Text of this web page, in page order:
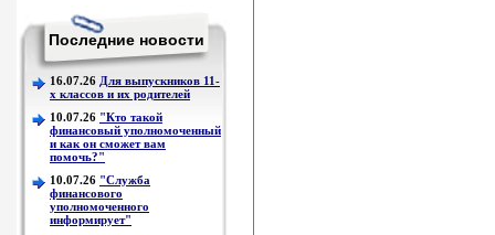
Последние новости
16.07.26 Для выпускников 11-
х классов и их родителей
10.07.26 "Кто такой
финансовый уполномоченный
и как он сможет вам
помочь?"
10.07.26 "Служба
финансового
уполномоченного
информирует"